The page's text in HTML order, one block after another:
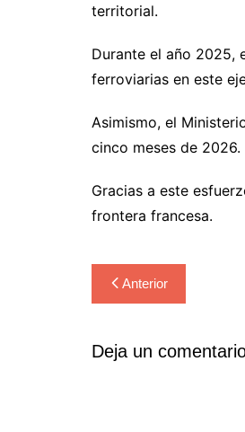
territorial.
Durante el año 2025,
ferroviarias en este
Asimismo, el
cinco meses de 2026.
Gracias a este
frontera francesa.
Navegación
de
entradas
Anterior
Deja un